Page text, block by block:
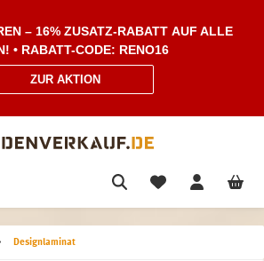
– 16% ZUSATZ-RABATT AUF ALLE
• RABATT-CODE: RENO16
ZUR AKTION
Designlaminat